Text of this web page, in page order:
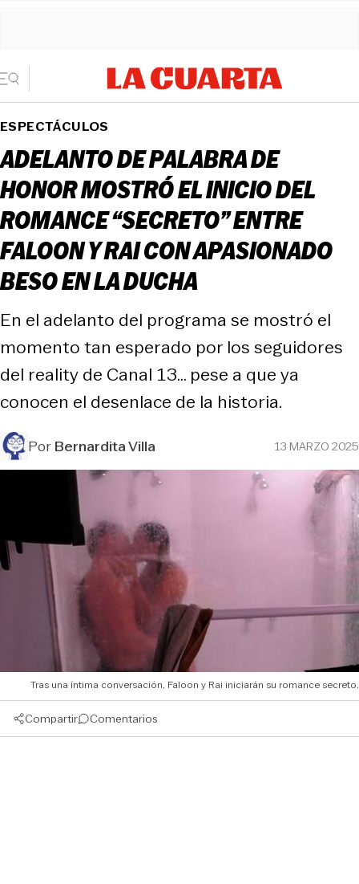
ESPECTÁCULOS
ADELANTO DE PALABRA DE
HONOR MOSTRÓ EL INICIO DEL
ROMANCE “SECRETO” ENTRE
FALOON Y RAI CON APASIONADO
BESO EN LA DUCHA
En el adelanto del programa se mostró el
momento tan esperado por los seguidores
del reality de Canal 13... pese a que ya
conocen el desenlace de la historia.
PorBernardita Villa 13 MARZO 2025
Tras una íntima conversación, Faloon y Rai iniciarán su romance secreto.
Compartir Comentarios